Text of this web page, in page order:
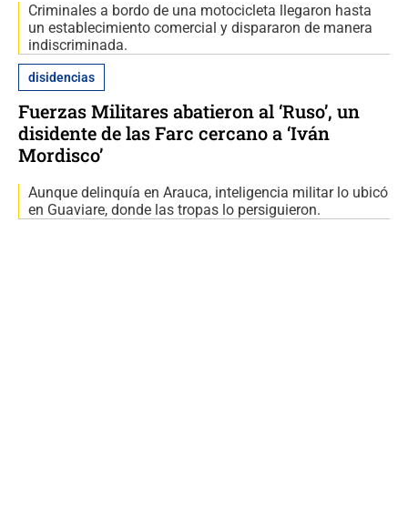
Criminales a bordo de una motocicleta llegaron hasta
un establecimiento comercial y dispararon de manera
indiscriminada.
disidencias
Fuerzas Militares abatieron al ‘Ruso’, un
disidente de las Farc cercano a ‘Iván
Mordisco’
Aunque delinquía en Arauca, inteligencia militar lo ubicó
en Guaviare, donde las tropas lo persiguieron.